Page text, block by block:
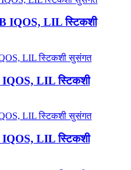
IQOS, LIL स्टिकशी
LIL स्टिकशी
LIL स्टिकशी